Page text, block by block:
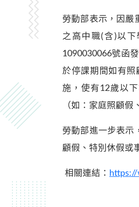
勞動部表示，因嚴
之高中職(含)以
1090030066號函
於停課期間如有照
施，使有12歲以
（如：家庭照顧假
勞動部進一步表示
顧假、特別休假或
相關連結：